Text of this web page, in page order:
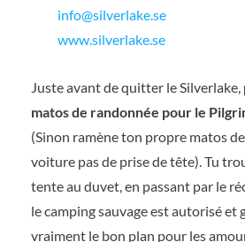
info@silverlake.se
www.silverlake.se
Juste avant de quitter le Silverlake,
matos de randonnée pour le
(Sinon ramène ton propre matos
voiture pas de prise de tête). Tu
tente au duvet, en passant par le
le camping sauvage est autorisé et
vraiment le bon plan pour les